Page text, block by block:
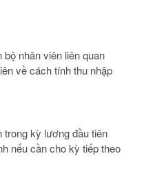
nhân viên liên quan
về cách tính thu nhập
trong kỳ lương đầu tiên
nếu cần cho kỳ tiếp theo